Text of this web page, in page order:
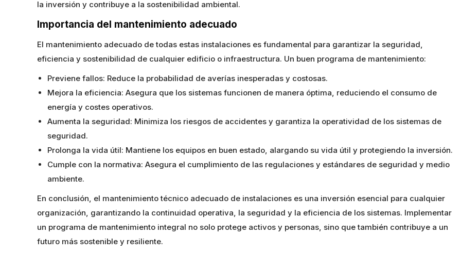
la inversión y contribuye a la sostenibilidad ambiental.
Importancia del mantenimiento adecuado
El mantenimiento adecuado de todas estas instalaciones es fundamental para garantizar la seguridad,
eficiencia y sostenibilidad de cualquier edificio o infraestructura. Un buen programa de mantenimiento:
Previene fallos: Reduce la probabilidad de averías inesperadas y costosas.
Mejora la eficiencia: Asegura que los sistemas funcionen de manera óptima, reduciendo el consumo de
energía y costes operativos.
Aumenta la seguridad: Minimiza los riesgos de accidentes y garantiza la operatividad de los sistemas de
seguridad.
Prolonga la vida útil: Mantiene los equipos en buen estado, alargando su vida útil y protegiendo la inversión.
Cumple con la normativa: Asegura el cumplimiento de las regulaciones y estándares de seguridad y medio
ambiente.
En conclusión, el mantenimiento técnico adecuado de instalaciones es una inversión esencial para cualquier
organización, garantizando la continuidad operativa, la seguridad y la eficiencia de los sistemas. Implementar
un programa de mantenimiento integral no solo protege activos y personas, sino que también contribuye a un
futuro más sostenible y resiliente.